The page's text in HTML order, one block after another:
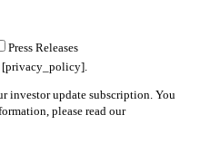
Press Releases
[privacy_policy].
investor update subscription. You
please read our